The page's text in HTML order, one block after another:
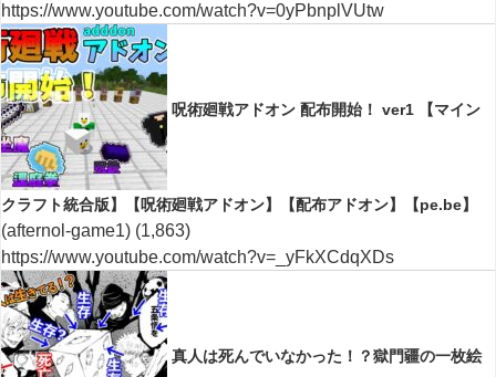
https://www.youtube.com/watch?v=0yPbnplVUtw
呪術廻戦アドオン 配布開始！ ver1 【マイン
クラフト統合版】【呪術廻戦アドオン】【配布アドオン】【pe.be】
(afternol-game1) (1,863)
https://www.youtube.com/watch?v=_yFkXCdqXDs
真人は死んでいなかった！？獄門疆の一枚絵